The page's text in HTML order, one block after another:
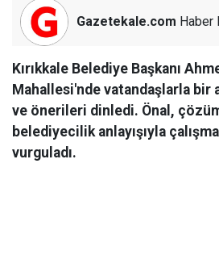
Gazetekale.com
Kırıkkale Belediye Başkanı
Mahallesi'nde vatandaşlarla bir
ve önerileri dinledi. Önal,
belediyecilik anlayışıyla
vurguladı.